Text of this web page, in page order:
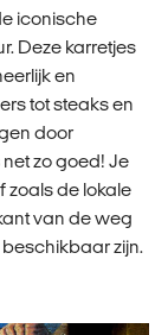
iconische
Deze karretjes
en
tot steaks en
door
zo goed! Je
zoals de lokale
van de weg
zijn.